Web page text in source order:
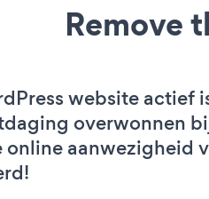
Remove
website actief
overwonnen
aanwezigheid